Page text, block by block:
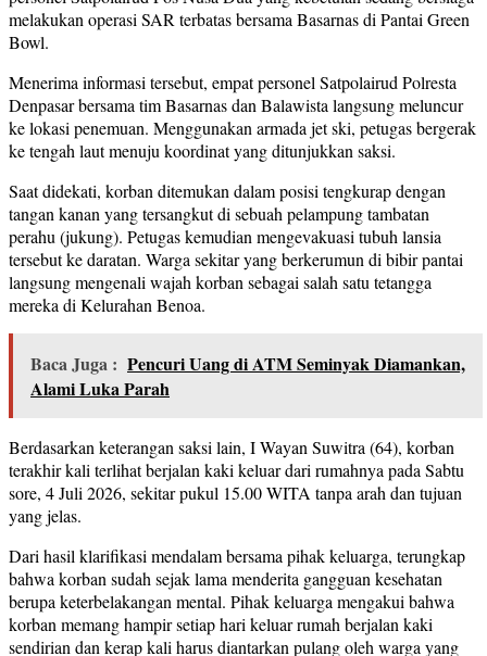
melakukan operasi SAR terbatas bersama Basarnas di Pantai Green
Bowl.
Menerima informasi tersebut, empat personel Satpolairud Polresta
Denpasar bersama tim Basarnas dan Balawista langsung meluncur
ke lokasi penemuan. Menggunakan armada jet ski, petugas bergerak
ke tengah laut menuju koordinat yang ditunjukkan saksi.
Saat didekati, korban ditemukan dalam posisi tengkurap dengan
tangan kanan yang tersangkut di sebuah pelampung tambatan
perahu (jukung). Petugas kemudian mengevakuasi tubuh lansia
tersebut ke daratan. Warga sekitar yang berkerumun di bibir pantai
langsung mengenali wajah korban sebagai salah satu tetangga
mereka di Kelurahan Benoa.
Baca Juga : Pencuri Uang di ATM Seminyak Diamankan,
Alami Luka Parah
Berdasarkan keterangan saksi lain, I Wayan Suwitra (64), korban
terakhir kali terlihat berjalan kaki keluar dari rumahnya pada Sabtu
sore, 4 Juli 2026, sekitar pukul 15.00 WITA tanpa arah dan tujuan
yang jelas.
Dari hasil klarifikasi mendalam bersama pihak keluarga, terungkap
bahwa korban sudah sejak lama menderita gangguan kesehatan
berupa keterbelakangan mental. Pihak keluarga mengakui bahwa
korban memang hampir setiap hari keluar rumah berjalan kaki
sendirian dan kerap kali harus diantarkan pulang oleh warga yang